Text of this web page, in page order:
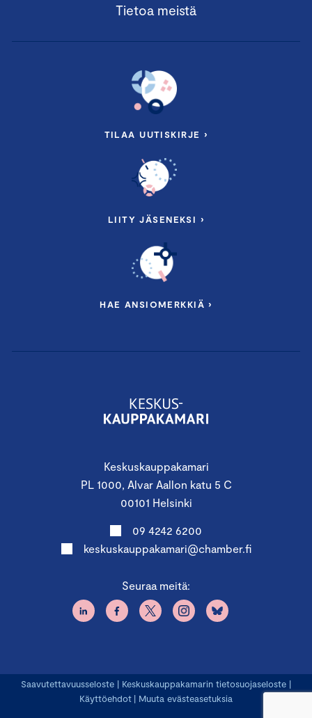
Keskuskauppakamari
PL 1000, Alvar Aallon katu 5 C
00101 Helsinki
09 4242 6200
keskuskauppakamari@chamber.fi
Seuraa meitä:
Tietoa meistä
TILAA UUTISKIRJE ›
LIITY JÄSENEKSI ›
HAE ANSIOMERKKIÄ ›
Saavutettavuusseloste | Keskuskauppakamarin tietosuojaseloste |
Käyttöehdot | Muuta evästeasetuksia